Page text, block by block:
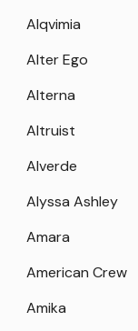
Alqvimia
Alter Ego
Alterna
Altruist
Alverde
Alyssa Ashley
Amara
American Crew
Amika